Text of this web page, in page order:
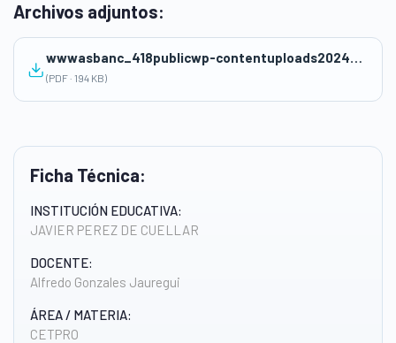
Ficha Técnica:
INSTITUCIÓN EDUCATIVA:
JAVIER PEREZ DE CUELLAR
DOCENTE:
Alfredo Gonzales Jauregui
ÁREA / MATERIA:
CETPRO
Archivos adjuntos:
wwwasbanc_418publicwp-contentuploads202409PROMT-y-SESION-DE-APRENDIZAJE.pdf
(PDF · 194 KB)